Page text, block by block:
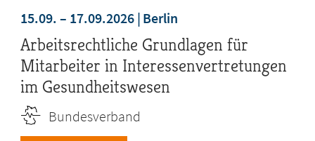
15.09. – 17.09.2026 Berlin
Arbeitsrechtliche Grundlagen für
Mitarbeiter in Interessenvertretungen
im Gesundheitswesen
Bundesverband